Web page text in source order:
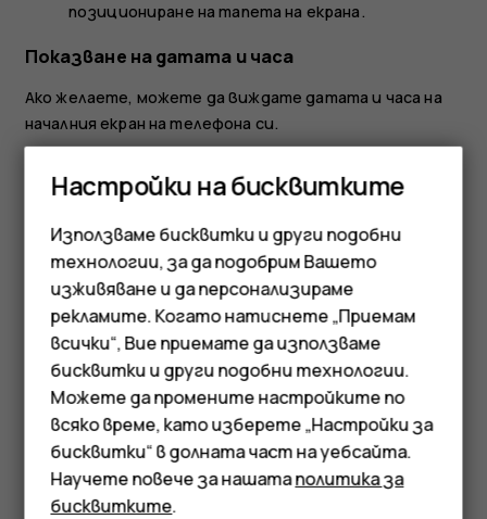
Смартфони
Мобилни телефони
Аксесоари
Таблети
позициониране на тапета на екрана.
Показване на датата и часа
Ако желаете, можете да виждате датата и часа на
началния екран на телефона си.
Показване на дата и час.
Изберете
Показване на часовника
, за да
започнат да се показват на началния екран.
Ако искате телефонът ви да ги актуализира
автоматично, задайтеАвт.сверяв. дата и часна
Включено.
Полезен ли беше този отговор?
Настройки на бисквитките
Използваме бисквитки и други подобни
технологии, за да подобрим Вашето
изживяване и да персонализираме
рекламите. Когато натиснете „Приемам
всички“, Вие приемате да използваме
бисквитки и други подобни технологии.
Можете да промените настройките по
всяко време, като изберете „Настройки за
бисквитки“ в долната част на уебсайта.
Научете повече за нашатаполитика за
бисквитките.